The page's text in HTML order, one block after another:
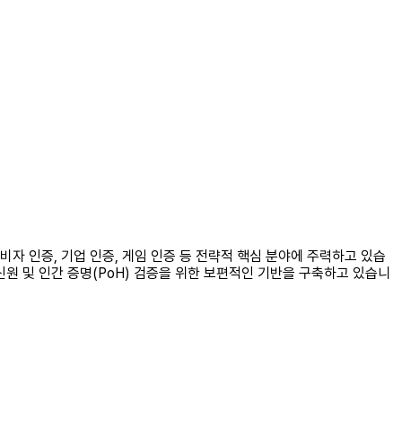
인증, 기업 인증, 게임 인증 등 전략적 핵심 분야에 주력하고 있습
및 인간 증명(PoH) 검증을 위한 보편적인 기반을 구축하고 있습니